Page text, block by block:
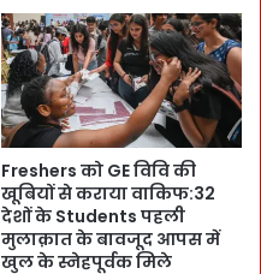
Freshers को GE विवि की
खूबियों से कराया वाकिफ:32
देशों के Students पहली
मुलाक़ात के बावजूद आपस में
खुल के स्नेहपूर्वक मिले